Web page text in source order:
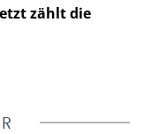
zählt die